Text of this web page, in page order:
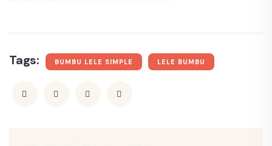
Tags: BUMBU LELE SIMPLE LELE BUMBU